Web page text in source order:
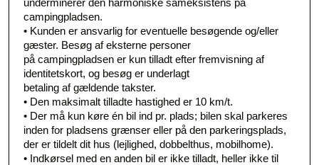
underminerer den harmoniske sameksistens på
campingpladsen.
• Kunden er ansvarlig for eventuelle besøgende og/eller
gæster. Besøg af eksterne personer
på campingpladsen er kun tilladt efter fremvisning af
identitetskort, og besøg er underlagt
betaling af gældende takster.
• Den maksimalt tilladte hastighed er 10 km/t.
• Der må kun køre én bil ind pr. plads; bilen skal parkeres
inden for pladsens grænser eller på den parkeringsplads,
der er tildelt dit hus (lejlighed, dobbelthus, mobilhome).
• Indkørsel med en anden bil er ikke tilladt, heller ikke til